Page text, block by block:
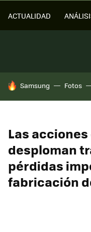
ACTUALIDAD
HOY SE HABLA DE
Samsung Fotos
Las
desploman
pérdidas
fabricación